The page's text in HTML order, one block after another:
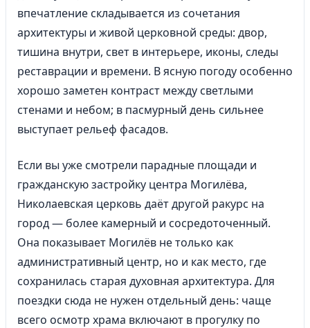
впечатление складывается из сочетания
архитектуры и живой церковной среды: двор,
тишина внутри, свет в интерьере, иконы, следы
реставрации и времени. В ясную погоду особенно
хорошо заметен контраст между светлыми
стенами и небом; в пасмурный день сильнее
выступает рельеф фасадов.
Если вы уже смотрели парадные площади и
гражданскую застройку центра Могилёва,
Николаевская церковь даёт другой ракурс на
город — более камерный и сосредоточенный.
Она показывает Могилёв не только как
административный центр, но и как место, где
сохранилась старая духовная архитектура. Для
поездки сюда не нужен отдельный день: чаще
всего осмотр храма включают в прогулку по